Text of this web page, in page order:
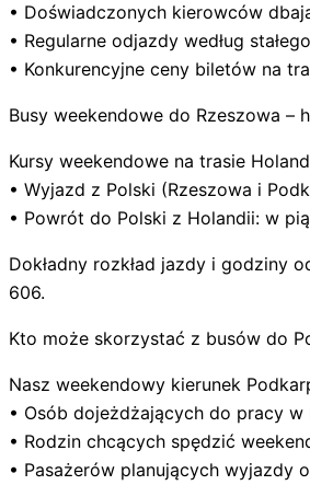
• Doświadczonych kierowców
• Regularne odjazdy według
• Konkurencyjne ceny biletów na
Busy weekendowe do Rzeszowa –
Kursy weekendowe na trasie
• Wyjazd z Polski (Rzeszowa i
• Powrót do Polski z Holandii: w
Dokładny rozkład jazdy i godziny
606.
Kto może skorzystać z busów do
Nasz weekendowy kierunek
• Osób dojeżdżających do pracy
• Rodzin chcących spędzić
• Pasażerów planujących wyjazdy